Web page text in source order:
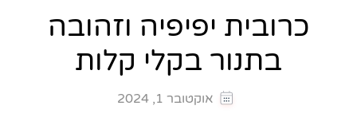
כרובית יפיפיה וזהובה
בתנור בקלי קלות
אוקטובר 1, 2024